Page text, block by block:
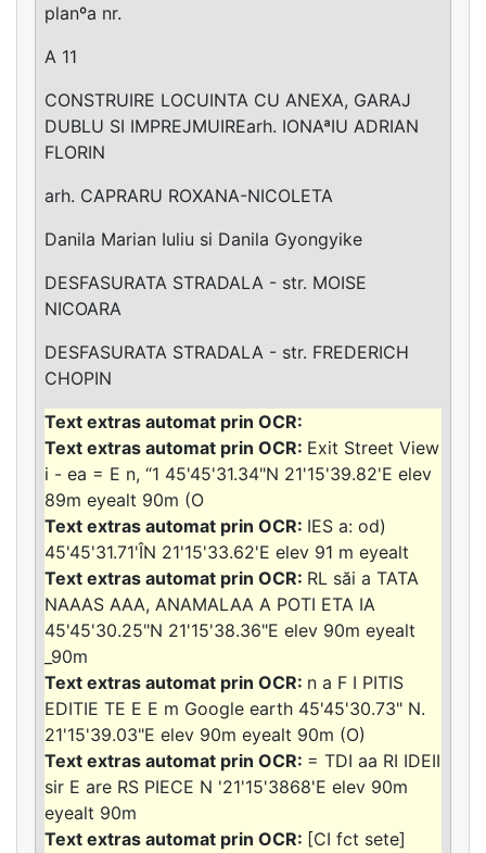
planºa nr.
A 11
CONSTRUIRE LOCUINTA CU ANEXA, GARAJ
DUBLU SI IMPREJMUIREarh. IONAªIU ADRIAN
FLORIN
arh. CAPRARU ROXANA-NICOLETA
Danila Marian Iuliu si Danila Gyongyike
DESFASURATA STRADALA - str. MOISE
NICOARA
DESFASURATA STRADALA - str. FREDERICH
CHOPIN
Exit Street View
i - ea = E n, “1 45'45'31.34"N 21'15'39.82'E elev
89m eyealt 90m (O
IES a: od)
45'45'31.71'ÎN 21'15'33.62'E elev 91 m eyealt
RL săi a TATA
NAAAS AAA, ANAMALAA A POTI ETA IA
45'45'30.25"N 21'15'38.36"E elev 90m eyealt
_90m
n a F I PITIS
EDITIE TE E E m Google earth 45'45'30.73" N.
21'15'39.03"E elev 90m eyealt 90m (O)
= TDI aa RI IDEII
sir E are RS PIECE N '21'15'3868'E elev 90m
eyealt 90m
[CI fct sete]